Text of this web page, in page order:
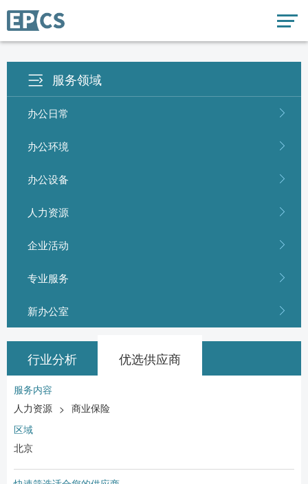
服务领域
办公日常
办公环境
办公设备
人力资源
企业活动
专业服务
新办公室
行业分析 优选供应商
服务内容
人力资源 > 商业保险
区域
北京